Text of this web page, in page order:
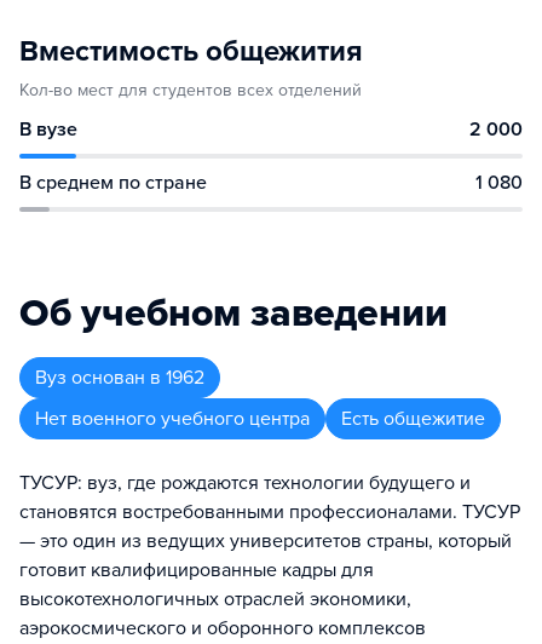
Вместимость общежития
Кол-во мест для студентов всех отделений
В вузе 2 000
В среднем по стране 1 080
Об учебном заведении
Вуз основан в 1962
Нет военного учебного центра
Есть общежитие
ТУСУР: вуз, где рождаются технологии будущего и
становятся востребованными профессионалами. ТУСУР
— это один из ведущих университетов страны, который
готовит квалифицированные кадры для
высокотехнологичных отраслей экономики,
аэрокосмического и оборонного комплексов